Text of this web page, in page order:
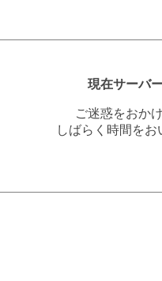
現在サーバ
ご迷惑をおか
しばらく時間を